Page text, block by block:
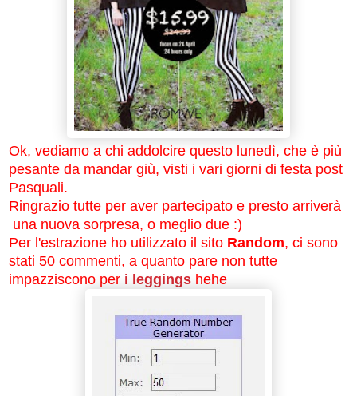
Ok, vediamo a chi addolcire questo lunedì, che è più
pesante da mandar giù, visti i vari giorni di festa post
Pasquali.
Ringrazio tutte per aver partecipato e presto arriverà
una nuova sorpresa, o meglio due :)
Per l'estrazione ho utilizzato il sito Random, ci sono
stati 50 commenti, a quanto pare non tutte
impazziscono per i leggings hehe